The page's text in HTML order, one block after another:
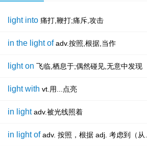
light into 痛打,鞭打;痛斥,攻击
in the light of adv.按照,根据,当作
light on 飞临,栖息于;偶然碰见,无意中发现
light with vt.用...点亮
in light adv.被光线照着
in light of adv. 按照，根据 adj. 考虑到（